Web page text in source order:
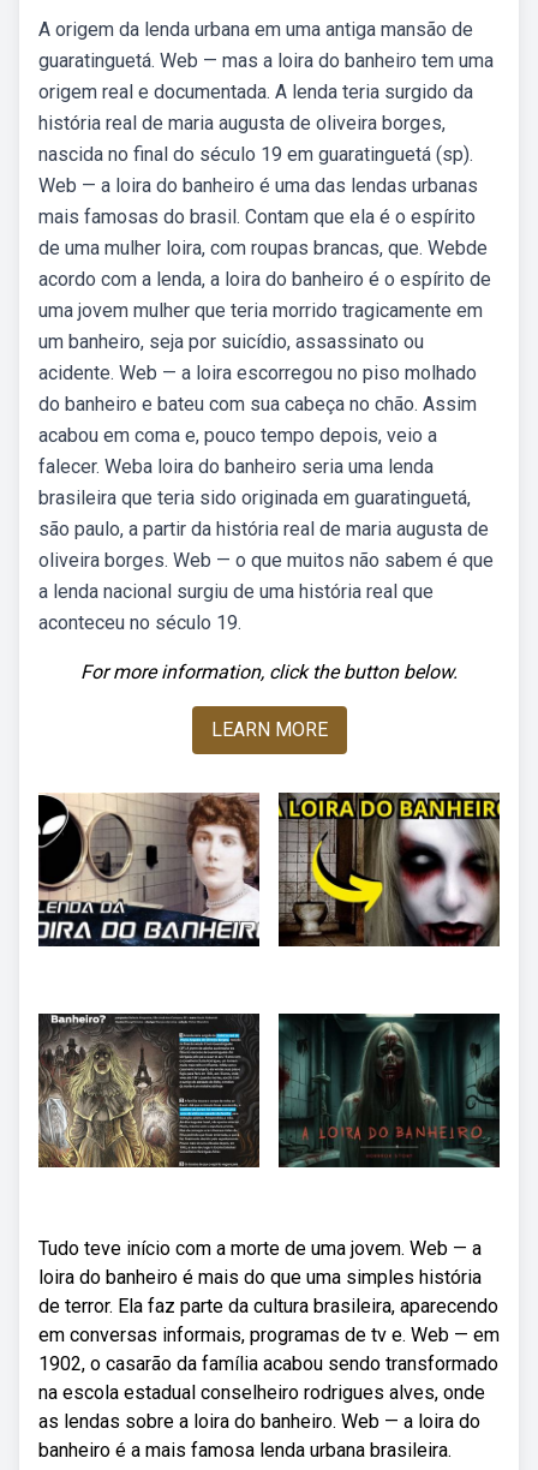
A origem da lenda urbana em uma antiga mansão de
guaratinguetá. Web — mas a loira do banheiro tem uma
origem real e documentada. A lenda teria surgido da
história real de maria augusta de oliveira borges,
nascida no final do século 19 em guaratinguetá (sp).
Web — a loira do banheiro é uma das lendas urbanas
mais famosas do brasil. Contam que ela é o espírito
de uma mulher loira, com roupas brancas, que. Webde
acordo com a lenda, a loira do banheiro é o espírito de
uma jovem mulher que teria morrido tragicamente em
um banheiro, seja por suicídio, assassinato ou
acidente. Web — a loira escorregou no piso molhado
do banheiro e bateu com sua cabeça no chão. Assim
acabou em coma e, pouco tempo depois, veio a
falecer. Weba loira do banheiro seria uma lenda
brasileira que teria sido originada em guaratinguetá,
são paulo, a partir da história real de maria augusta de
oliveira borges. Web — o que muitos não sabem é que
a lenda nacional surgiu de uma história real que
aconteceu no século 19.
For more information, click the button below.
LEARN MORE
Tudo teve início com a morte de uma jovem. Web — a
loira do banheiro é mais do que uma simples história
de terror. Ela faz parte da cultura brasileira, aparecendo
em conversas informais, programas de tv e. Web — em
1902, o casarão da família acabou sendo transformado
na escola estadual conselheiro rodrigues alves, onde
as lendas sobre a loira do banheiro. Web — a loira do
banheiro é a mais famosa lenda urbana brasileira.